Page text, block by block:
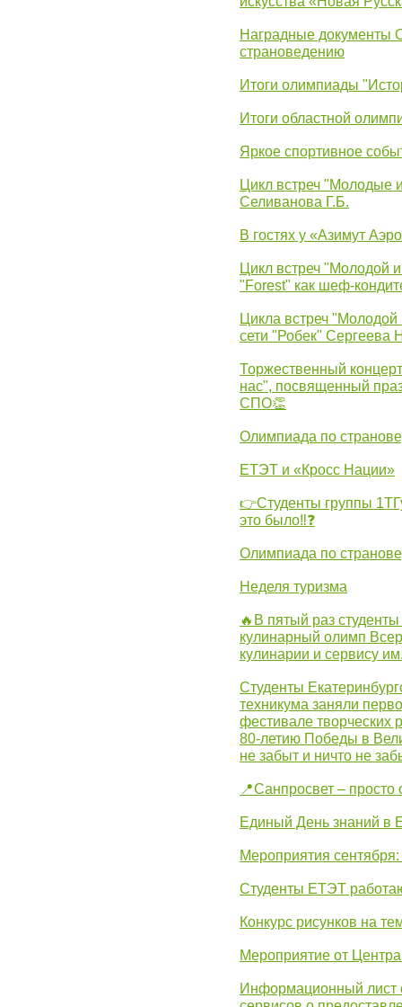
Наградные документы
страноведению
Итоги олимпиады
Итоги областной
Яркое спортивное
Цикл встреч "Молодые
Селиванова Г.Б.
В гостях у «Азимут
Цикл встреч "Молодой
"Forest" как шеф-
Цикла встреч
сети "Робек" Сергеева
Торжественный
нас", посвященный
СПО👏
Олимпиада по
ЕТЭТ и «Кросс Нации»
👉Студенты группы
это было‼❓
Олимпиада по
Неделя туризма
🔥В пятый раз
кулинарный олимп
кулинарии и сервису
Студенты
техникума заняли
фестивале
80-летию Победы в
не забыт и ничто не
📍Санпросвет –
Единый День знаний в
Мероприятия
Студенты ЕТЭТ
Конкурс рисунков на
Мероприятие от
Информационный лист